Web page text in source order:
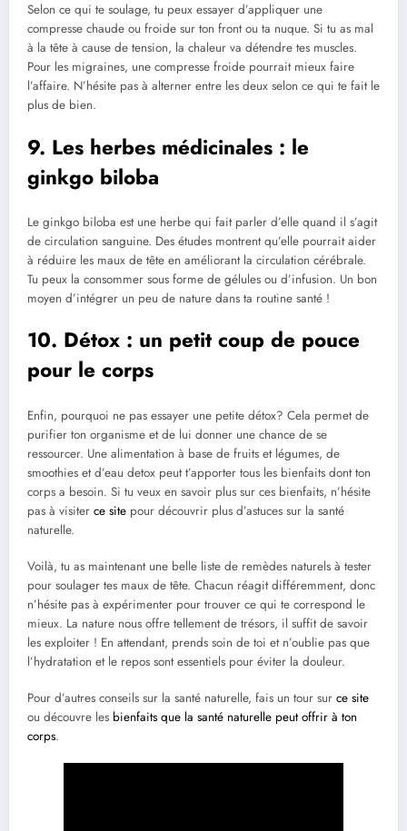
Selon ce qui te soulage, tu peux essayer d’appliquer une
compresse chaude ou froide sur ton front ou ta nuque. Si tu as mal
à la tête à cause de tension, la chaleur va détendre tes muscles.
Pour les migraines, une compresse froide pourrait mieux faire
l’affaire. N’hésite pas à alterner entre les deux selon ce qui te fait le
plus de bien.
9. Les herbes médicinales : le
ginkgo biloba
Le ginkgo biloba est une herbe qui fait parler d’elle quand il s’agit
de circulation sanguine. Des études montrent qu’elle pourrait aider
à réduire les maux de tête en améliorant la circulation cérébrale.
Tu peux la consommer sous forme de gélules ou d’infusion. Un bon
moyen d’intégrer un peu de nature dans ta routine santé !
10. Détox : un petit coup de pouce
pour le corps
Enfin, pourquoi ne pas essayer une petite détox? Cela permet de
purifier ton organisme et de lui donner une chance de se
ressourcer. Une alimentation à base de fruits et légumes, de
smoothies et d’eau detox peut t’apporter tous les bienfaits dont ton
corps a besoin. Si tu veux en savoir plus sur ces bienfaits, n’hésite
pas à visiter ce site pour découvrir plus d’astuces sur la santé
naturelle.
Voilà, tu as maintenant une belle liste de remèdes naturels à tester
pour soulager tes maux de tête. Chacun réagit différemment, donc
n’hésite pas à expérimenter pour trouver ce qui te correspond le
mieux. La nature nous offre tellement de trésors, il suffit de savoir
les exploiter ! En attendant, prends soin de toi et n’oublie pas que
l’hydratation et le repos sont essentiels pour éviter la douleur.
Pour d’autres conseils sur la santé naturelle, fais un tour sur ce site
ou découvre les bienfaits que la santé naturelle peut offrir à ton
corps.